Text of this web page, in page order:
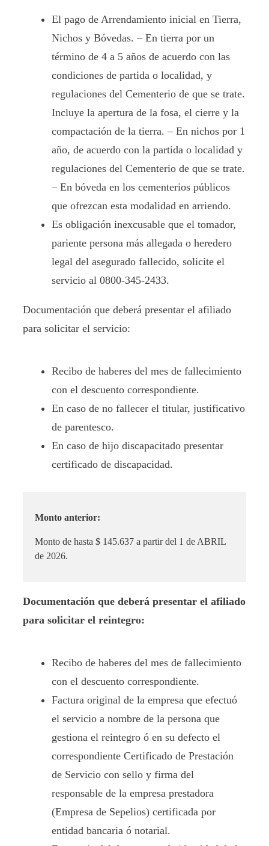
El pago de Arrendamiento inicial en Tierra,
Nichos y Bóvedas. – En tierra por un
término de 4 a 5 años de acuerdo con las
condiciones de partida o localidad, y
regulaciones del Cementerio de que se trate.
Incluye la apertura de la fosa, el cierre y la
compactación de la tierra. – En nichos por 1
año, de acuerdo con la partida o localidad y
regulaciones del Cementerio de que se trate.
– En bóveda en los cementerios públicos
que ofrezcan esta modalidad en arriendo.
Es obligación inexcusable que el tomador,
pariente persona más allegada o heredero
legal del asegurado fallecido, solicite el
servicio al 0800-345-2433.
Documentación que deberá presentar el afiliado
para solicitar el servicio:
Recibo de haberes del mes de fallecimiento
con el descuento correspondiente.
En caso de no fallecer el titular, justificativo
de parentesco.
En caso de hijo discapacitado presentar
certificado de discapacidad.
Monto anterior:
Monto de hasta $ 145.637 a partir del 1 de ABRIL
de 2026.
Documentación que deberá presentar el afiliado
para solicitar el reintegro:
Recibo de haberes del mes de fallecimiento
con el descuento correspondiente.
Factura original de la empresa que efectuó
el servicio a nombre de la persona que
gestiona el reintegro ó en su defecto el
correspondiente Certificado de Prestación
de Servicio con sello y firma del
responsable de la empresa prestadora
(Empresa de Sepelios) certificada por
entidad bancaria ó notarial.